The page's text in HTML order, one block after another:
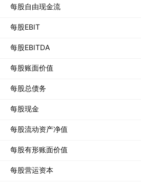
每股自由现金流
每股EBIT
每股EBITDA
每股账面价值
每股总债务
每股现金
每股流动资产净值
每股有形账面价值
每股营运资本